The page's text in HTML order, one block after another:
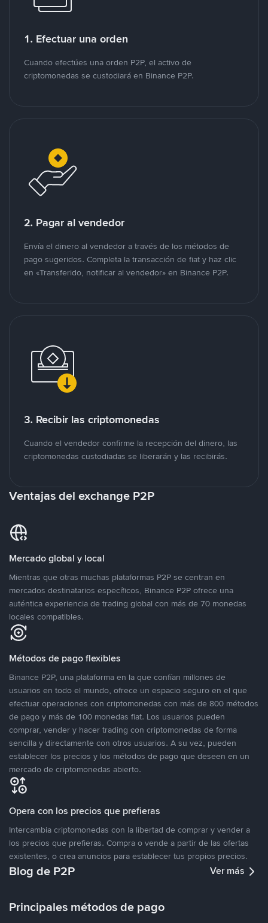
1. Efectuar una orden
Cuando efectúes una orden P2P, el activo de
criptomonedas se custodiará en Binance P2P.
2. Pagar al vendedor
Envía el dinero al vendedor a través de los métodos de
pago sugeridos. Completa la transacción de fiat y haz clic
en «Transferido, notificar al vendedor» en Binance P2P.
3. Recibir las criptomonedas
Cuando el vendedor confirme la recepción del dinero, las
criptomonedas custodiadas se liberarán y las recibirás.
Ventajas del exchange P2P
Mercado global y local
Mientras que otras muchas plataformas P2P se centran en
mercados destinatarios específicos, Binance P2P ofrece una
auténtica experiencia de trading global con más de 70 monedas
locales compatibles.
Métodos de pago flexibles
Binance P2P, una plataforma en la que confían millones de
usuarios en todo el mundo, ofrece un espacio seguro en el que
efectuar operaciones con criptomonedas con más de 800 métodos
de pago y más de 100 monedas fiat. Los usuarios pueden
comprar, vender y hacer trading con criptomonedas de forma
sencilla y directamente con otros usuarios. A su vez, pueden
establecer los precios y los métodos de pago que deseen en un
mercado de criptomonedas abierto.
Opera con los precios que prefieras
Intercambia criptomonedas con la libertad de comprar y vender a
los precios que prefieras. Compra o vende a partir de las ofertas
existentes, o crea anuncios para establecer tus propios precios.
Blog de P2P Ver más
Principales métodos de pago